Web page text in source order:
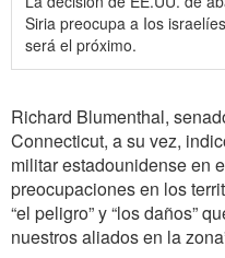
Siria preocupa a Ios
será el próximo.
Richard Blumenthal,
Connecticut, a su vez,
militar estadounidense en
preocupaciones en los
“el peligro” y “los daños”
nuestros aliados en la